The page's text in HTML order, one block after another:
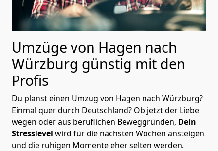
Umzüge von Hagen nach
Würzburg günstig mit den
Profis
Du planst einen Umzug von Hagen nach Würzburg?
Einmal quer durch Deutschland? Ob jetzt der Liebe
wegen oder aus beruflichen Beweggründen, Dein
Stresslevel wird für die nächsten Wochen ansteigen
und die ruhigen Momente eher selten werden.